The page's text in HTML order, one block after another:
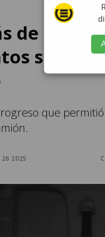
de Q1
que
26 2025